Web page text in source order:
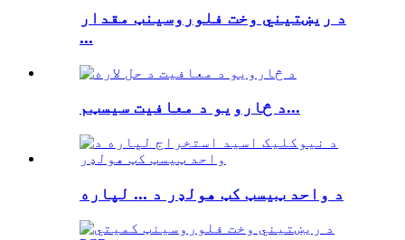
د ریښتیني وخت فلوروسینټ مقدار
...
د څارویو د معافیت سیسټم...
د واحد ټیسټ کټ هولډر د ... لپاره